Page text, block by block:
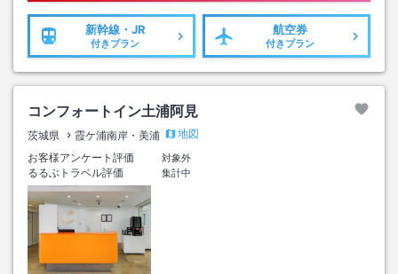
新幹線・JR
付きプラン
航空券
付きプラン
コンフォートイン土浦阿見
茨城県 霞ケ浦南岸・美浦
地図
お客様アンケート評価
対象外
るるぶトラベル評価 集計中